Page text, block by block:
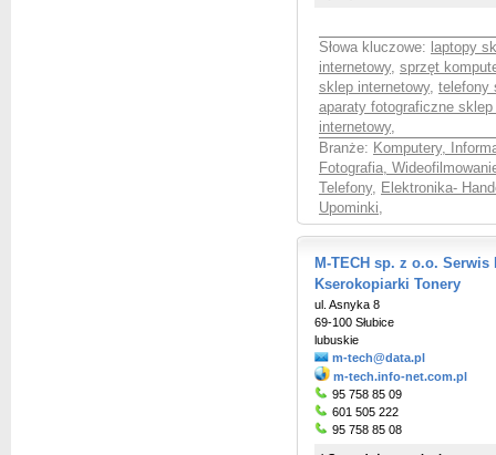
Słowa kluczowe: laptopy
internetowy, sprzęt
sklep internetowy, telefony
aparaty fotograficzne sklep
internetowy,
Branże: Komputery,
Fotografia,
Telefony, Elektronika-
Upominki,
M-TECH sp. z o.o.
Kserokopiarki Tonery
ul. Asnyka 8
69-100 Słubice
lubuskie
m-tech@data.pl
m-tech.info-net.com.pl
95 758 85 09
601 505 222
95 758 85 08